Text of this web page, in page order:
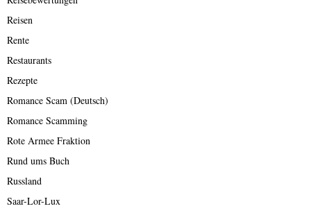
Reisen
Rente
Restaurants
Rezepte
Romance Scam (Deutsch)
Romance Scamming
Rote Armee Fraktion
Rund ums Buch
Russland
Saar-Lor-Lux